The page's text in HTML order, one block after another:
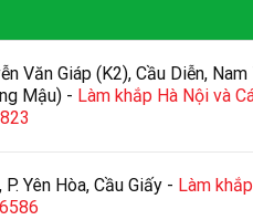
Văn Giáp (K2), Cầu Diễn,
Mậu) - Làm khắp Hà Nội và
Yên Hòa, Cầu Giấy - Làm